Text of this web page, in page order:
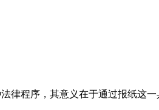
律程序，其意义在于通过报纸这